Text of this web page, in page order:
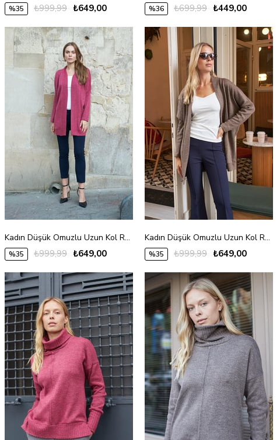
%35 ₺649,00
₺999,99 %36 ₺449,00
₺699,99
Kadın Düşük Omuzlu Uzun Kol Rahat Kesim Uzun Triko Hırka-Vişne
%35 ₺649,00
₺999,99
Kadın Düşük Omuzlu Uzun Kol Rahat Kesim Uzun Triko Hırka-Vizon
%35 ₺649,00
₺999,99